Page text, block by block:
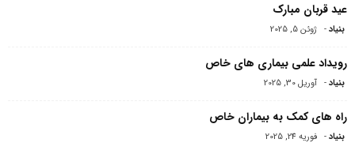
عید قربان مبارک
بنیاد- ژوئن 5, 2025
رویداد علمی بیماری های خاص
بنیاد- آوریل 30, 2025
راه های کمک به بیماران خاص
بنیاد- فوریه 24, 2025